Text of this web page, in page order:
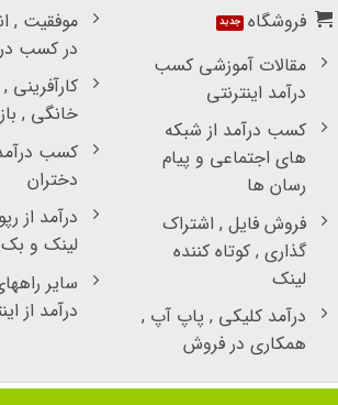
فروشگاه
مقالات آموزشی کسب
درآمد اینترنتی
کسب درآمد از شبکه
های اجتماعی و پیام
رسان ها
فروش فایل , اشتراک
گذاری , کوتاه کننده
لینک
درآمد کلیکی , پاپ آپ ,
همکاری در فروش
موفقیت ,
در کسب
خانگی ,
کسب
دختران
درآمد از
لینک و
سایر
درآمد از